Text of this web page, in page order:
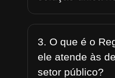
3. O que é o
ele atende às
setor público?